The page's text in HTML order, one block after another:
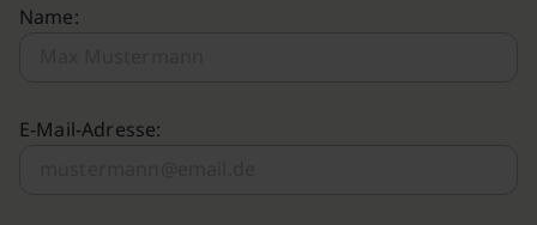
Name:
E-Mail-Adresse: